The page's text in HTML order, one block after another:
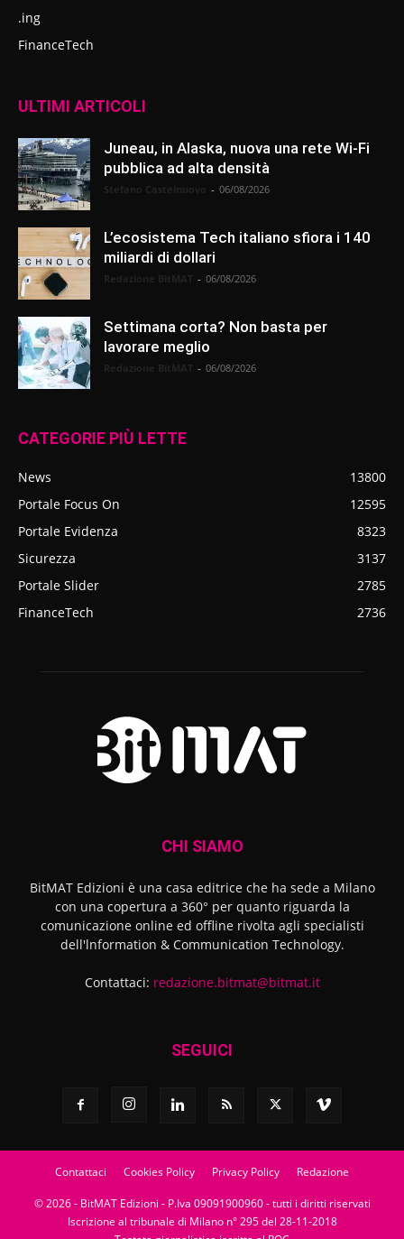
.ing
FinanceTech
ULTIMI ARTICOLI
Juneau, in Alaska, nuova una rete Wi-Fi
pubblica ad alta densità
- 06/08/2026
L’ecosistema Tech italiano sfiora i 140
miliardi di dollari
- 06/08/2026
Settimana corta? Non basta per
lavorare meglio
- 06/08/2026
CATEGORIE PIÙ LETTE
News
13800
Portale Focus On
12595
Portale Evidenza
8323
Sicurezza
3137
Portale Slider
2785
FinanceTech
2736
CHI SIAMO
BitMAT Edizioni è una casa editrice che ha sede a Milano
con una copertura a 360° per quanto riguarda la
comunicazione online ed offline rivolta agli specialisti
dell'lnformation & Communication Technology.
Contattaci: redazione.bitmat@bitmat.it
SEGUICI
Contattaci Cookies Policy Privacy Policy Redazione
© 2026 - BitMAT Edizioni - P.Iva 09091900960 - tutti i diritti riservati
Iscrizione al tribunale di Milano n° 295 del 28-11-2018